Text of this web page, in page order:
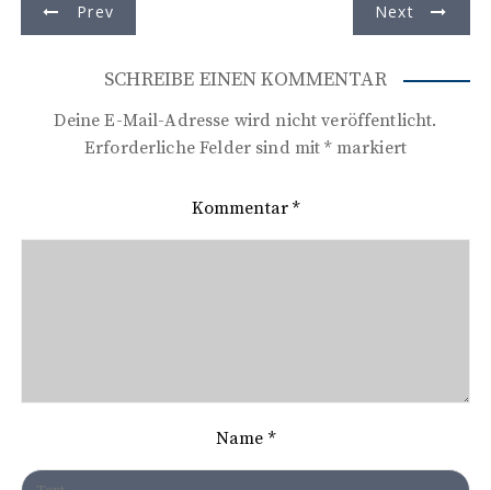
e
g
Prev Next
SCHREIBE EINEN KOMMENTAR
Deine E-Mail-Adresse wird nicht veröffentlicht.
Erforderliche Felder sind mit*markiert
Kommentar*
Name *